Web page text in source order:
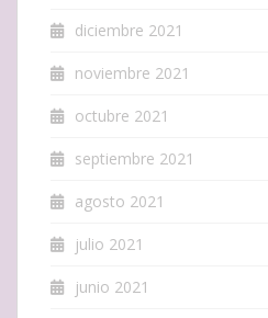
diciembre 2021
noviembre 2021
octubre 2021
septiembre 2021
agosto 2021
julio 2021
junio 2021